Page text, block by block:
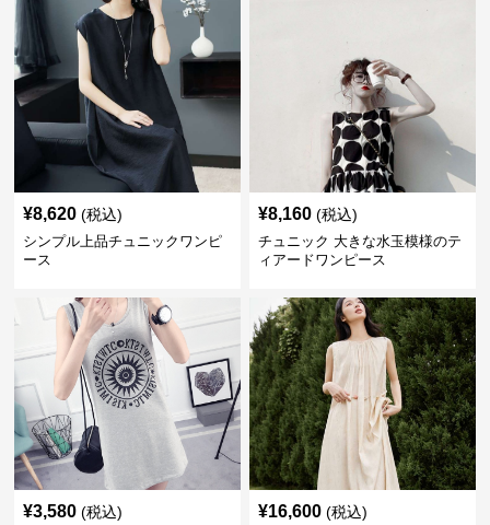
¥8,620 (税込)
シンプル上品チュニックワンピ
ース
¥8,160 (税込)
チュニック 大きな水玉模様のテ
ィアードワンピース
¥3,580 (税込) ¥16,600 (税込)